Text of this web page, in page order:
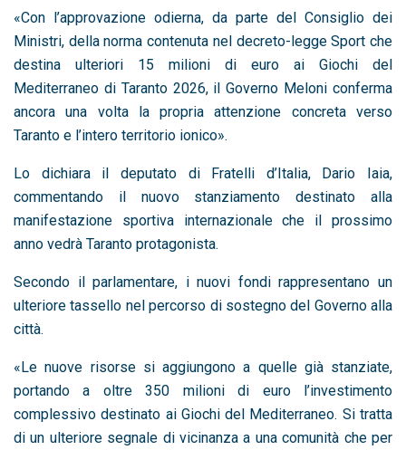
«Con l’approvazione odierna, da parte del Consiglio dei
Ministri, della norma contenuta nel decreto-legge Sport che
destina ulteriori 15 milioni di euro ai Giochi del
Mediterraneo di Taranto 2026, il Governo Meloni conferma
ancora una volta la propria attenzione concreta verso
Taranto e l’intero territorio ionico».
Lo dichiara il deputato di Fratelli d’Italia, Dario Iaia,
commentando il nuovo stanziamento destinato alla
manifestazione sportiva internazionale che il prossimo
anno vedrà Taranto protagonista.
Secondo il parlamentare, i nuovi fondi rappresentano un
ulteriore tassello nel percorso di sostegno del Governo alla
città.
«Le nuove risorse si aggiungono a quelle già stanziate,
portando a oltre 350 milioni di euro l’investimento
complessivo destinato ai Giochi del Mediterraneo. Si tratta
di un ulteriore segnale di vicinanza a una comunità che per